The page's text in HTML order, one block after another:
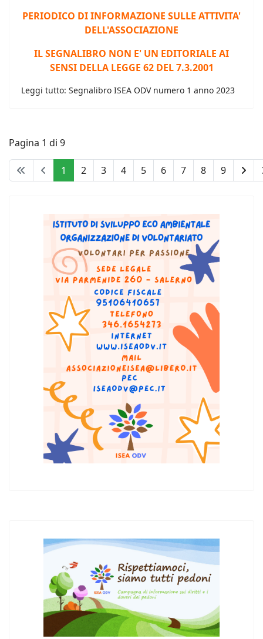
PERIODICO DI INFORMAZIONE SULLE ATTIVITA'
DELL'ASSOCIAZIONE
IL SEGNALIBRO NON E' UN EDITORIALE AI
SENSI DELLA LEGGE 62 DEL 7.3.2001
Leggi tutto: Segnalibro ISEA ODV numero 1 anno 2023
Pagina 1 di 9
1 2 3 4 5 6 7 8 9